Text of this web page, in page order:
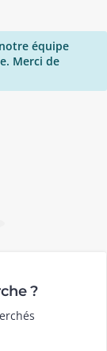
équipe
Merci de
?